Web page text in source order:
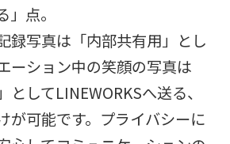
点。
録写真は「内部共有用」とし
ーション中の笑顔の写真は
としてLINEWORKSへ送る、
が可能です。プライバシーに